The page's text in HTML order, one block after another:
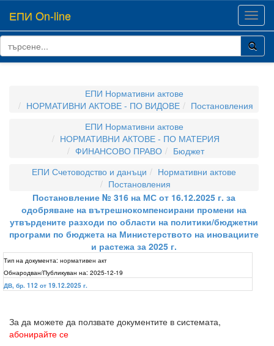
ЕПИ On-line
ЕПИ Нормативни актове
НОРМАТИВНИ АКТОВЕ - ПО ВИДОВЕ
Постановления
ЕПИ Нормативни актове
НОРМАТИВНИ АКТОВЕ - ПО МАТЕРИЯ
ФИНАНСОВО ПРАВО
Бюджет
ЕПИ Счетоводство и данъци
Нормативни актове
Постановления
Постановление № 316 на МС от 16.12.2025 г. за
одобряване на вътрешнокомпенсирани промени на
утвърдените разходи по области на политики/бюджетни
програми по бюджета на Министерството на иновациите
и растежа за 2025 г.
Тип на документа: нормативен акт
Обнародван/Публикуван на: 2025-12-19
ДВ, бр. 112 от 19.12.2025 г.
За да можете да ползвате документите в системата,
абонирайте се